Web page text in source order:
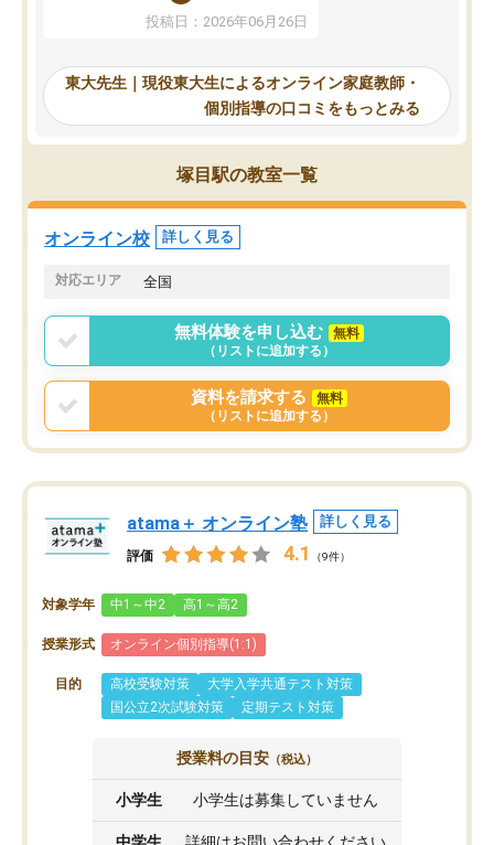
供も家に帰って勉強の話すると嫌な反
応を示します。東大先生にお願いして
れるので、親としても安心です。毎日
使える自習室とかもあり、わからない
ところがあれば先生が回答してくれる
のも重宝しています。
投稿日：2026年06月26日
自習室が毎日使えていつ
るのが心強かったよう
謝です。
東大先生｜現役東大生によるオンライン家庭教師・
個別指導の口コミをもっとみる
塚目駅の教室一覧
オンライン校 詳しく見る
対応エリア 全国
無料体験を申し込む
無料
（リストに追加する）
資料を請求する
無料
（リストに追加する）
atama＋ オンライン塾 詳しく見る
評価 4.1 （9件）
対象学年 中1～中2 高1～高2
授業形式 オンライン個別指導(1:1)
目的 高校受験対策
大学入学共通テスト対策
国公立2次試験対策
定期テスト対策
授業料の目安 （税込）
小学生 小学生は募集していません